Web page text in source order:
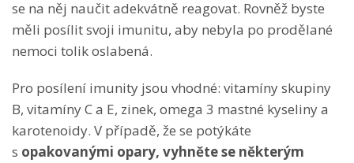
se na něj naučit adekvátně reagovat. Rovněž byste
měli posílit svoji imunitu, aby nebyla po prodělané
nemoci tolik oslabená.
Pro posílení imunity jsou vhodné: vitamíny skupiny
B, vitamíny C a E, zinek, omega 3 mastné kyseliny a
karotenoidy. V případě, že se potýkáte
s opakovanými opary, vyhněte se některým